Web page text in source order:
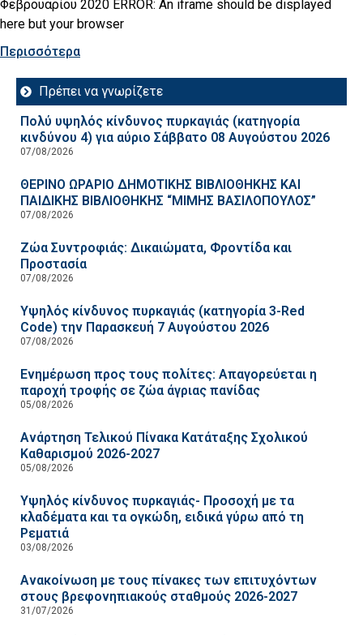
Φεβρουαρίου 2020 ERROR: An iframe should be displayed
here but your browser
Περισσότερα
Πρέπει να γνωρίζετε
Πολύ υψηλός κίνδυνος πυρκαγιάς (κατηγορία
κινδύνου 4) για αύριο Σάββατο 08 Αυγούστου 2026
07/08/2026
ΘΕΡΙΝΟ ΩΡΑΡΙΟ ΔΗΜΟΤΙΚΗΣ ΒΙΒΛΙΟΘΗΚΗΣ ΚΑΙ
ΠΑΙΔΙΚΗΣ ΒΙΒΛΙΟΘΗΚΗΣ “ΜΙΜΗΣ ΒΑΣΙΛΟΠΟΥΛΟΣ”
07/08/2026
Ζώα Συντροφιάς: Δικαιώματα, Φροντίδα και
Προστασία
07/08/2026
Υψηλός κίνδυνος πυρκαγιάς (κατηγορία 3-Red
Code) την Παρασκευή 7 Αυγούστου 2026
07/08/2026
Ενημέρωση προς τους πολίτες: Απαγορεύεται η
παροχή τροφής σε ζώα άγριας πανίδας
05/08/2026
Ανάρτηση Τελικού Πίνακα Κατάταξης Σχολικού
Καθαρισμού 2026-2027
05/08/2026
Υψηλός κίνδυνος πυρκαγιάς- Προσοχή με τα
κλαδέματα και τα ογκώδη, ειδικά γύρω από τη
Ρεματιά
03/08/2026
Ανακοίνωση με τους πίνακες των επιτυχόντων
στους βρεφονηπιακούς σταθμούς 2026-2027
31/07/2026